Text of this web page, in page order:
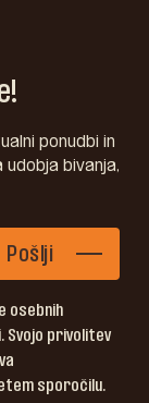
ponudbi in
bivanja,
osebnih
Svojo privolitev
sporočilu.
Pošlji